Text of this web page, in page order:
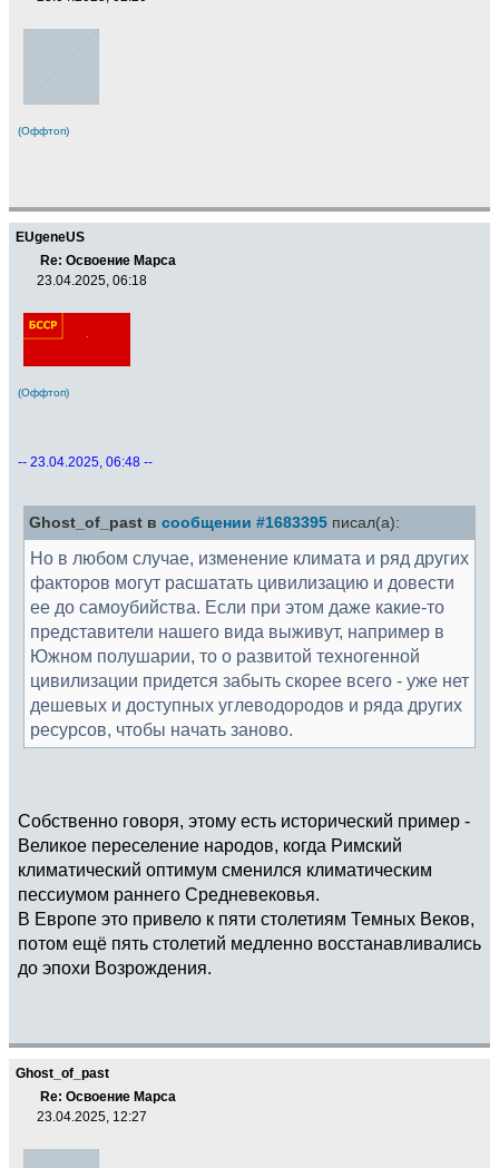
(Оффтоп)
EUgeneUS
Re: Освоение Марса
23.04.2025, 06:18
(Оффтоп)
-- 23.04.2025, 06:48 --
Ghost_of_past в сообщении #1683395 писал(а):
Но в любом случае, изменение климата и ряд других
факторов могут расшатать цивилизацию и довести
ее до самоубийства. Если при этом даже какие-то
представители нашего вида выживут, например в
Южном полушарии, то о развитой техногенной
цивилизации придется забыть скорее всего - уже нет
дешевых и доступных углеводородов и ряда других
ресурсов, чтобы начать заново.
Собственно говоря, этому есть исторический пример -
Великое переселение народов, когда Римский
климатический оптимум сменился климатическим
пессиумом раннего Средневековья.
В Европе это привело к пяти столетиям Темных Веков,
потом ещё пять столетий медленно восстанавливались
до эпохи Возрождения.
Ghost_of_past
Re: Освоение Марса
23.04.2025, 12:27